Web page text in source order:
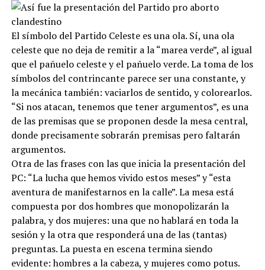
El símbolo del Partido Celeste es una ola. Sí, una ola
celeste que no deja de remitir a la “marea verde”, al igual
que el pañuelo celeste y el pañuelo verde. La toma de los
símbolos del contrincante parece ser una constante, y
la mecánica también: vaciarlos de sentido, y colorearlos.
“Si nos atacan, tenemos que tener argumentos”, es una
de las premisas que se proponen desde la mesa central,
donde precisamente sobrarán premisas pero faltarán
argumentos.
Otra de las frases con las que inicia la presentación del
PC: “La lucha que hemos vivido estos meses” y “esta
aventura de manifestarnos en la calle”. La mesa está
compuesta por dos hombres que monopolizarán la
palabra, y dos mujeres: una que no hablará en toda la
sesión y la otra que responderá una de las (tantas)
preguntas. La puesta en escena termina siendo
evidente: hombres a la cabeza, y mujeres como potus.